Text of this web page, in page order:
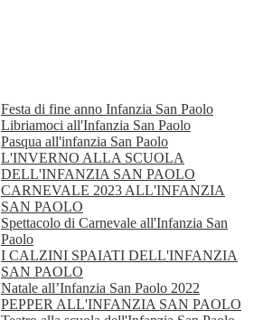
Festa di fine anno Infanzia San Paolo
Libriamoci all'Infanzia San Paolo
Pasqua all'infanzia San Paolo
L'INVERNO ALLA SCUOLA
DELL'INFANZIA SAN PAOLO
CARNEVALE 2023 ALL'INFANZIA
SAN PAOLO
Spettacolo di Carnevale all'Infanzia San
Paolo
I CALZINI SPAIATI DELL'INFANZIA
SAN PAOLO
Natale all’Infanzia San Paolo 2022
PEPPER ALL'INFANZIA SAN PAOLO